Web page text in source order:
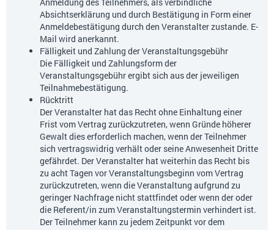
Anmeldung des Teilnehmers, als verbindliche
Absichtserklärung und durch Bestätigung in Form einer
Anmeldebestätigung durch den Veranstalter zustande. E-
Mail wird anerkannt.
Fälligkeit und Zahlung der Veranstaltungsgebühr
Die Fälligkeit und Zahlungsform der
Veranstaltungsgebühr ergibt sich aus der jeweiligen
Teilnahmebestätigung.
Rücktritt
Der Veranstalter hat das Recht ohne Einhaltung einer
Frist vom Vertrag zurückzutreten, wenn Gründe höherer
Gewalt dies erforderlich machen, wenn der Teilnehmer
sich vertragswidrig verhält oder seine Anwesenheit Dritte
gefährdet. Der Veranstalter hat weiterhin das Recht bis
zu acht Tagen vor Veranstaltungsbeginn vom Vertrag
zurückzutreten, wenn die Veranstaltung aufgrund zu
geringer Nachfrage nicht stattfindet oder wenn der oder
die Referent/in zum Veranstaltungstermin verhindert ist.
Der Teilnehmer kann zu jedem Zeitpunkt vor dem